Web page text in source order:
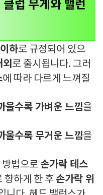
럽 무게와 밸런
하로 규정되어 있으
로 출시됩니다. 그러
에 따라 다르게 느껴질
울수록 가벼운 느낌을
울수록 무거운 느낌을
법으로 손가락 테스
향하게 한 후 손가락 위